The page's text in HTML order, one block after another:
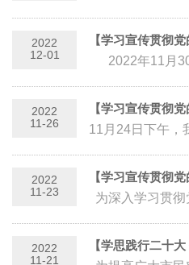
议，专题学习党
2022
12-01
2022年11月30
二十大精神主题党
2022
11-26
11月24日下午，
程》，把学习党
2022
11-23
为深入学习贯
告学习之风进临
2022
11-21